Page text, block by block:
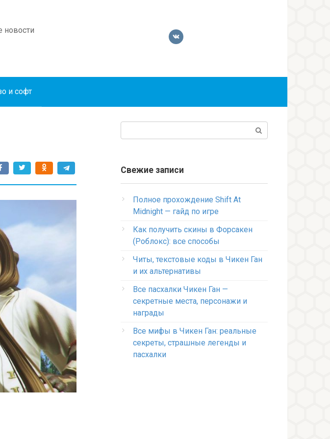
новости
и софт
Свежие записи
Полное прохождение Shift At
Midnight — гайд по игре
Как получить скины в Форсакен
(Роблокс): все способы
Читы, текстовые коды в Чикен Ган
и их альтернативы
Все пасхалки Чикен Ган —
секретные места, персонажи и
награды
Все мифы в Чикен Ган: реальные
секреты, страшные легенды и
пасхалки